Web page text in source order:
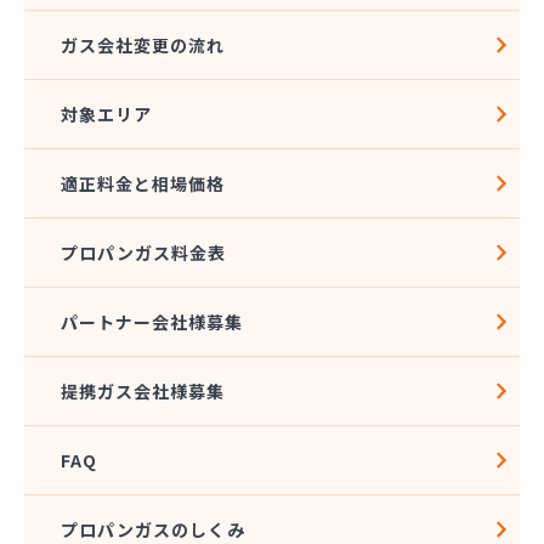
ガス会社変更の流れ
対象エリア
適正料金と相場価格
プロパンガス料金表
パートナー会社様募集
提携ガス会社様募集
FAQ
プロパンガスのしくみ